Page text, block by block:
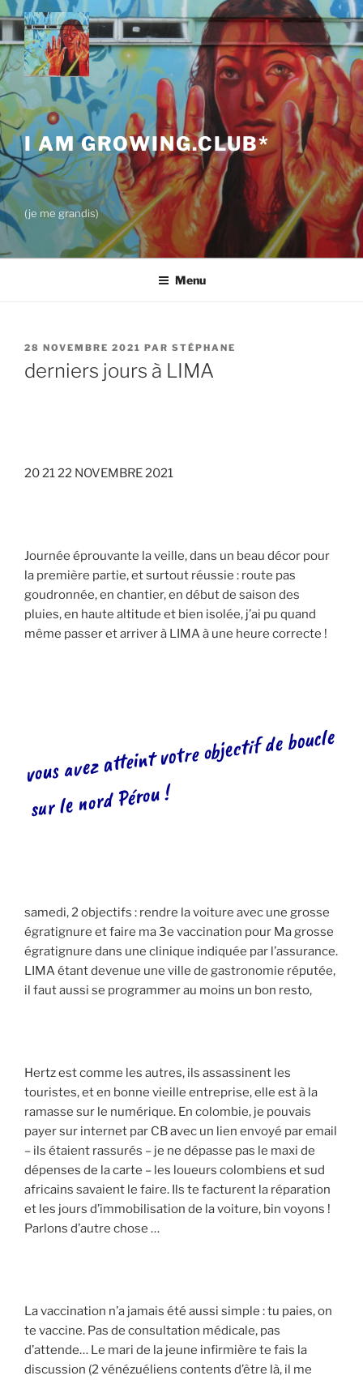
Aller
au
contenu
principal
I AM GROWING.CLUB*
(je me grandis)
Menu
PUBLIÉ
LE
28 NOVEMBRE 2021 PAR STÉPHANE
derniers jours à LIMA
20 21 22 NOVEMBRE 2021
Journée éprouvante la veille, dans un beau décor pour
la première partie, et surtout réussie : route pas
goudronnée, en chantier, en début de saison des
pluies, en haute altitude et bien isolée, j’ai pu quand
même passer et arriver à LIMA à une heure correcte !
vous avez atteint votre objectif de boucle
sur le nord Pérou !
samedi, 2 objectifs : rendre la voiture avec une grosse
égratignure et faire ma 3e vaccination pour Ma grosse
égratignure dans une clinique indiquée par l’assurance.
LIMA étant devenue une ville de gastronomie réputée,
il faut aussi se programmer au moins un bon resto,
Hertz est comme les autres, ils assassinent les
touristes, et en bonne vieille entreprise, elle est à la
ramasse sur le numérique. En colombie, je pouvais
payer sur internet par CB avec un lien envoyé par email
– ils étaient rassurés – je ne dépasse pas le maxi de
dépenses de la carte – les loueurs colombiens et sud
africains savaient le faire. Ils te facturent la réparation
et les jours d’immobilisation de la voiture, bin voyons !
Parlons d’autre chose …
La vaccination n’a jamais été aussi simple : tu paies, on
te vaccine. Pas de consultation médicale, pas
d’attende… Le mari de la jeune infirmière te fais la
discussion (2 vénézuéliens contents d’être là, il me